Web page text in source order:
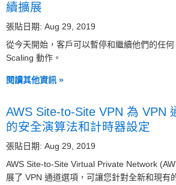
續擴展
張貼日期: Aug 29, 2019
從今天開始，客戶可以暫停和繼續他們的任
Scaling 動作。
閱讀其他資訊 »
AWS Site-to-Site VPN 為 VPN
的安全演算法和計時器設定
張貼日期: Aug 29, 2019
AWS Site-to-Site Virtual Private Network
展了 VPN 通道選項，可讓您針對全新和現有